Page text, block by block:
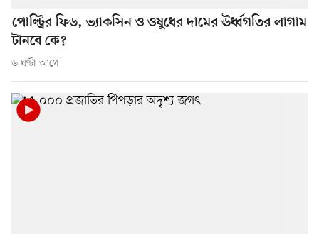
পোল্ট্রির ফিড, ভ্যাকসিন ও ওষুধের দামের ঊর্ধ্বগতির লাগাম
টানবে কে?
৬ ঘণ্টা আগে